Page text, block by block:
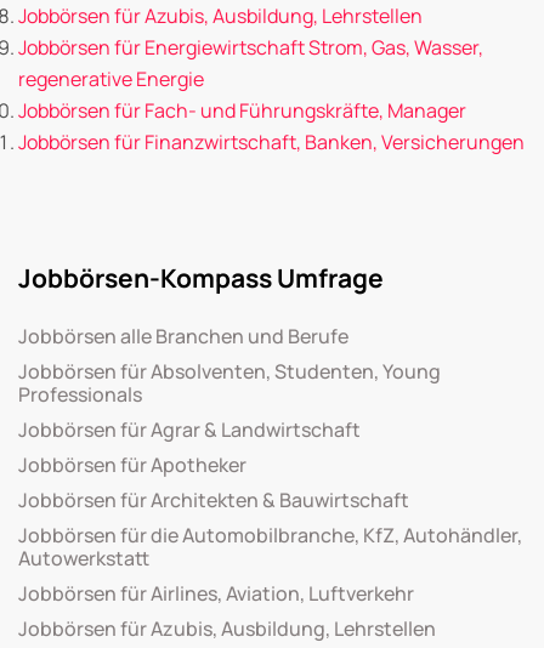
Jobbörsen für Azubis, Ausbildung, Lehrstellen
Jobbörsen für Energiewirtschaft Strom, Gas, Wasser,
regenerative Energie
Jobbörsen für Fach- und Führungskräfte, Manager
Jobbörsen für Finanzwirtschaft, Banken, Versicherungen
Jobbörsen-Kompass Umfrage
Jobbörsen alle Branchen und Berufe
Jobbörsen für Absolventen, Studenten, Young
Professionals
Jobbörsen für Agrar & Landwirtschaft
Jobbörsen für Apotheker
Jobbörsen für Architekten & Bauwirtschaft
Jobbörsen für die Automobilbranche, KfZ, Autohändler,
Autowerkstatt
Jobbörsen für Airlines, Aviation, Luftverkehr
Jobbörsen für Azubis, Ausbildung, Lehrstellen